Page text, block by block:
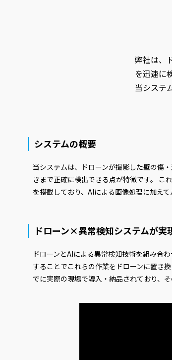
弊社は、
を迅速に
当システ
システムの概要
当システムは、ドローンが撮影した壁の傷
きまで正確に検出できる点が特徴です。 こ
を搭載しており、AIによる画像処理に加え
ドローン×異常検知システムが実
ドローンとAIによる異常検知技術を組み合
することでこれらの作業をドローンに置き
でに実際の現場で導入・納品されており、